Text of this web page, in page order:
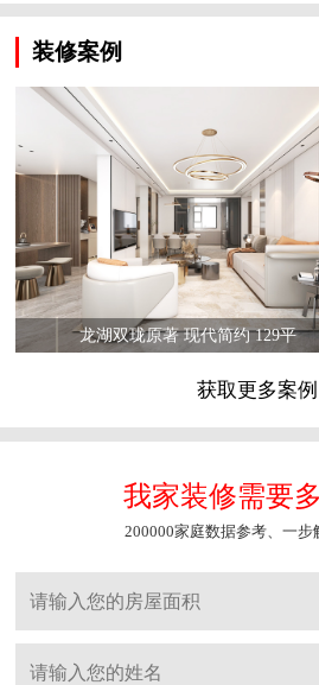
装修案例
龙湖双珑原著 现代简约 129平
获取更多案
我家装修需要
200000家庭数据参考、一步